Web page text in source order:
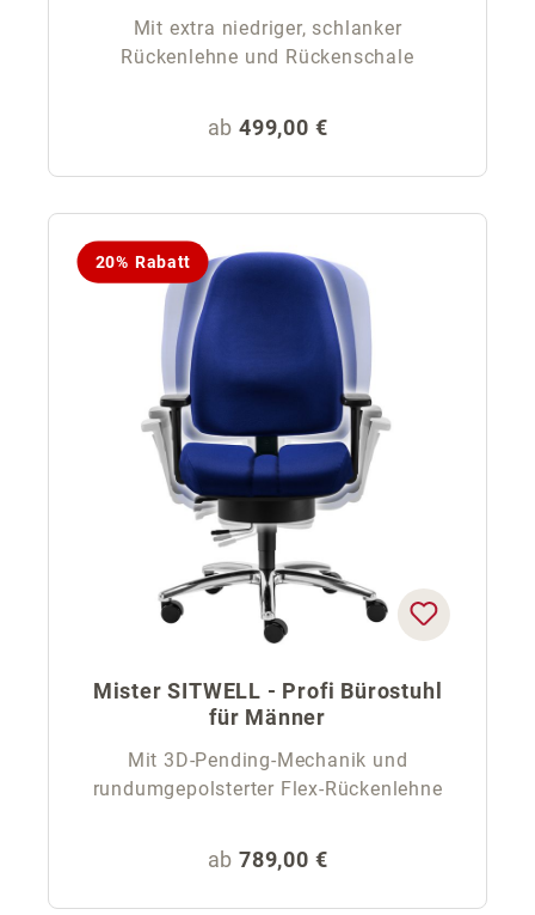
Mit extra niedriger, schlanker
Rückenlehne und Rückenschale
Regulärer Preis:
ab 499,00 €
20% Rabatt
Mister SITWELL - Profi Bürostuhl
für Männer
Mit 3D-Pending-Mechanik und
rundumgepolsterter Flex-Rückenlehne
Regulärer Preis:
ab 789,00 €